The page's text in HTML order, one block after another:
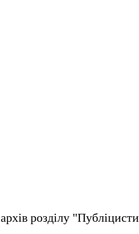
архів розділу